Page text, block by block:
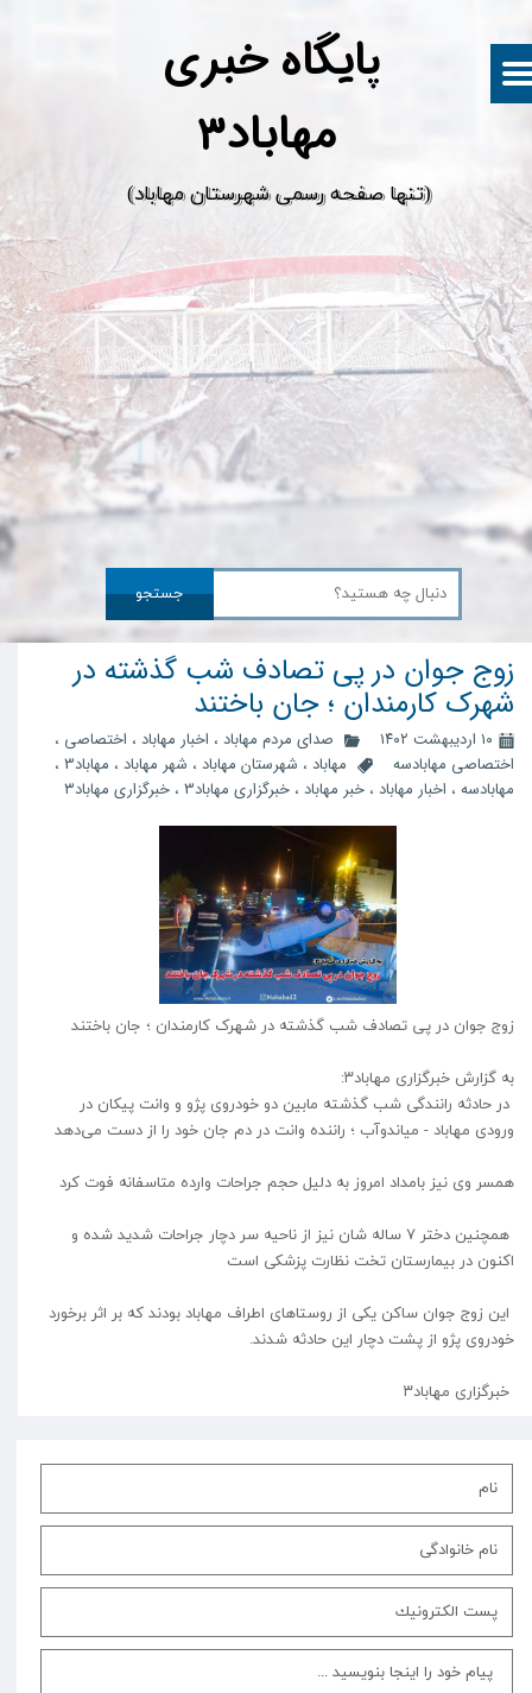
پایگاه خبری
​(تنها صفحه رسمی شهرستان مهاباد)
جستجو
زوج جوان در پی تصادف شب گذشته در
شهرک کارمندان ؛ جان باختند
۱۰ اردیبهشت ۱۴۰۲ صدای مردم مهاباد ، اخبار مهاباد ، اختصاصی ،
اختصاصی مهابادسه
مهاباد ، شهرستان مهاباد ، شهر مهاباد ، مهاباد3
،
مهابادسه ، اخبار مهاباد ، خبر مهاباد ، خبرگزاری مهاباد3 ، خبرگزاری مهاباد۳
زوج جوان در پی تصادف شب گذشته در شهرک کارمندان ؛ جان باختند
به گزارش خبرگزاری مهاباد۳:
در حادثه رانندگی شب گذشته مابین دو خودروی پژو و وانت پیکان در
ورودی مهاباد - میاندوآب ؛ راننده وانت در دم جان خود را از دست می‌دهد
همسر وی نیز بامداد امروز به دلیل حجم جراحات وارده متاسفانه فوت کرد
همچنین دختر ۷ ساله ‌شان نیز از ناحیه سر دچار جراحات شدید شده و
اکنون در بیمارستان تخت نظارت پزشکی است
این زوج جوان ساکن یکی از روستاهای اطراف مهاباد بودند که بر اثر برخورد
خودروی پژو از پشت دچار این حادثه شدند.
خبرگزاری مهاباد۳